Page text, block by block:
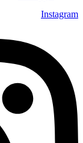
Instagram